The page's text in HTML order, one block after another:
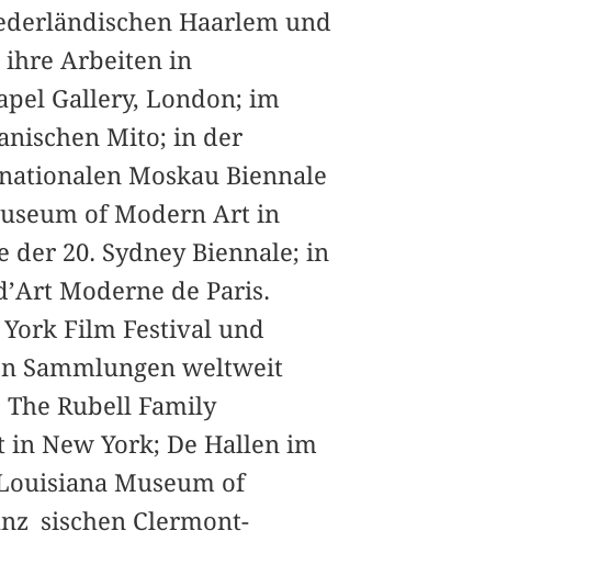
Haarlem und
ihre Arbeiten in
Gallery, London; im
Mito; in der
Moskau Biennale
of Modern Art in
der 20. Sydney Biennale; in
Moderne de Paris.
Film Festival und
Sammlungen weltweit
Rubell Family
New York; De Hallen im
Museum of
sischen Clermont-